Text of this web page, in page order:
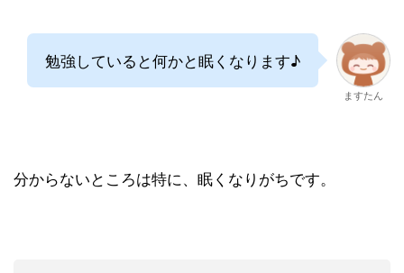
勉強していると何かと眠くなります♪
ますたん
分からないところは特に、眠くなりがちです。